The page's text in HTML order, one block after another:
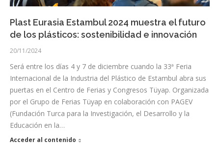
Plast Eurasia Estambul 2024 muestra el futuro
de los plásticos: sostenibilidad e innovación
20/11/2024
Será entre los días 4 y 7 de diciembre cuando la 33ª Feria
Internacional de la Industria del Plástico de Estambul abra sus
puertas en el Centro de Ferias y Congresos Tüyap. Organizada
por el Grupo de Ferias Tüyap en colaboración con PAGEV
(Fundación Turca para la Investigación, el Desarrollo y la
Educación en la…
Acceder al contenido